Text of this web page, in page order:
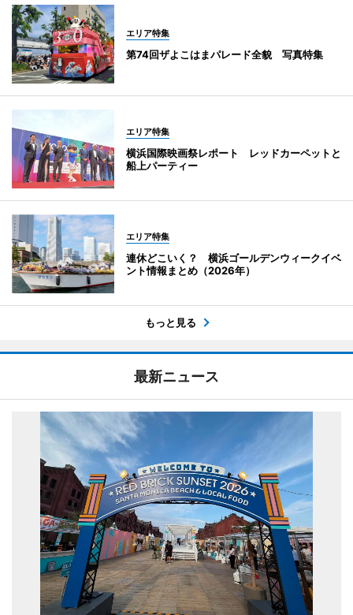
エリア特集
第74回ザよこはまパレード全貌 写真特集
エリア特集
横浜国際映画祭レポート レッドカーペットと
船上パーティー
エリア特集
連休どこいく？ 横浜ゴールデンウィークイベ
ント情報まとめ（2026年）
もっと見る
最新ニュース